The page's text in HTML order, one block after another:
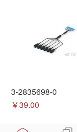
3-2835698-0
￥39.00